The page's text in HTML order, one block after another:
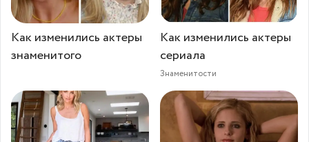
Как изменились актеры
знаменитого
Как изменились актеры
сериала
Знаменитости